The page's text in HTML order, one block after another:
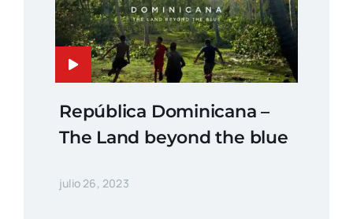
República Dominicana –
The Land beyond the blue
julio 26, 2023